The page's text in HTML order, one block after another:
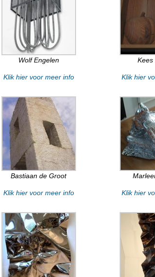
Wolf Engelen
Klik hier voor meer info
Kees
Klik hier
Bastiaan de Groot
Klik hier voor meer info Klik hier